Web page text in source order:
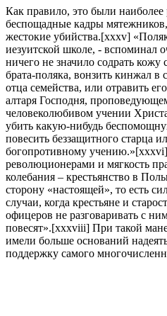
Как правило, это были
беспощадные кадры
жестокие убийства.[xxxv]
иезуитской школе, - вспоминал
ничего не значило содрать кожу
брата-поляка, вонзить кинжал в
отца семейства, или отравить
алтаря Господня,
человеколюбивом учении
убить какую-нибудь
повесить беззащитного старца
богопротивному
революционерами и мягкость
колебания – крестьянство в
сторону «настоящей», то есть
случаи, когда крестьяне и
офицеров не разговаривать с
повесят».[xxxviii] При такой
имели больше оснований
поддержку самого